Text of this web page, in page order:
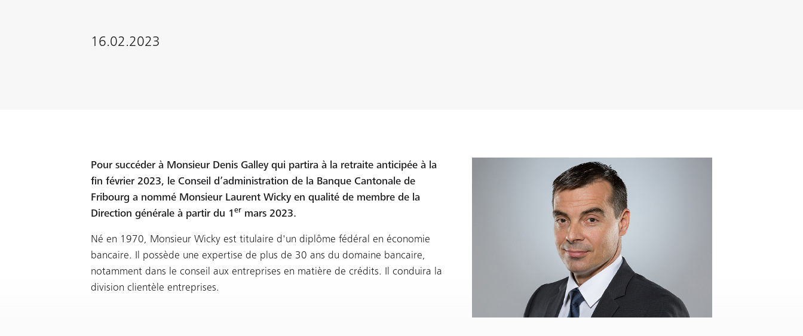
16.02.2023
Pour succéder à Monsieur Denis Galley qui partira à la retraite anticipée à la
fin février 2023, le Conseil d’administration de la Banque Cantonale de
Fribourg a nommé Monsieur Laurent Wicky en qualité de membre de la
Direction générale à partir du 1 er mars 2023.
Né en 1970, Monsieur Wicky est titulaire d'un diplôme fédéral en économie
bancaire. Il possède une expertise de plus de 30 ans du domaine bancaire,
notamment dans le conseil aux entreprises en matière de crédits. Il conduira la
division clientèle entreprises.